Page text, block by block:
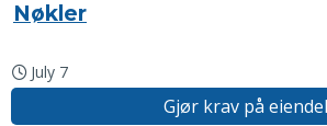
Nøkler
July 7
Gjør krav på eiendel